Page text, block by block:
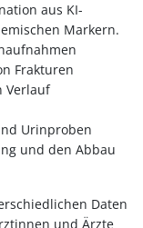
aus KI-
Markern.
Frakturen
Verlauf
Urinproben
und den Abbau
Daten
und Ärzte